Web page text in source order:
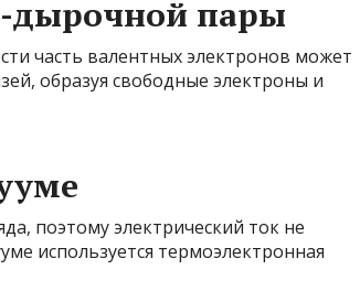
дырочной пары
часть валентных электронов может
образуя свободные электроны и
поэтому электрический ток не
используется термоэлектронная